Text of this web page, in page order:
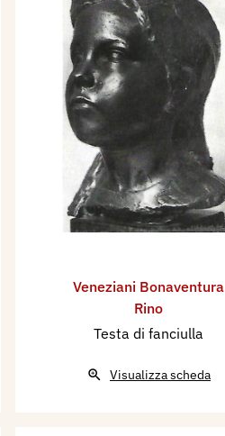
Veneziani Bonaventura
Rino
Testa di fanciulla
Visualizza scheda